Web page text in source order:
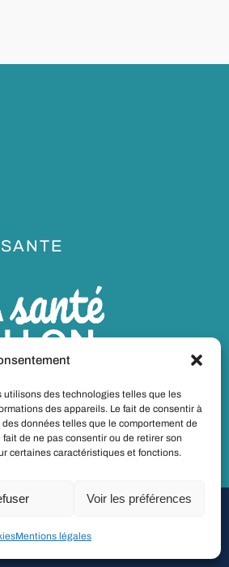
utilisons des technologies telles que les
des appareils. Le fait de consentir à
données telles que le comportement de
de ne pas consentir ou de retirer son
certaines caractéristiques et fonctions.
Voir les préférences
Mentions légales